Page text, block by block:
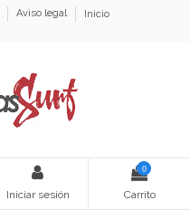
Aviso legal
Inicio
Iniciar sesión
0
Carrito